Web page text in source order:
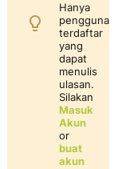
Hanya
pengguna
terdaftar
yang
dapat
menulis
ulasan.
Silakan
Masuk
Akun
or
buat
akun